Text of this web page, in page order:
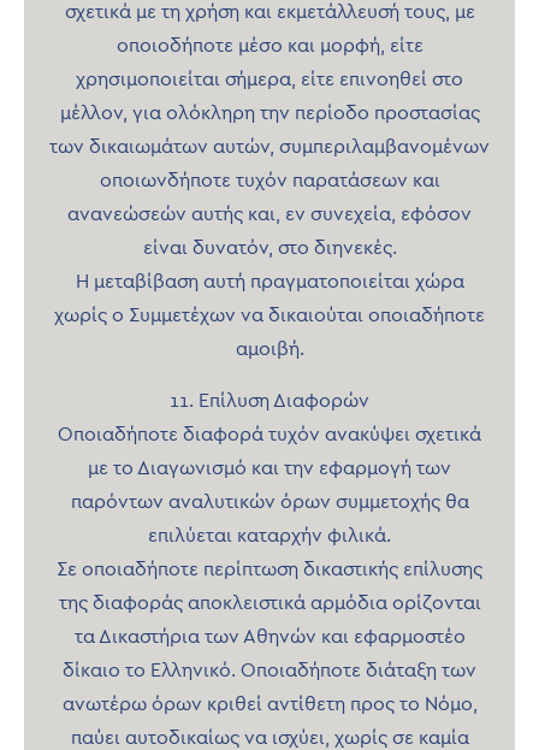
σχετικά με τη χρήση και εκμετάλλευσή τους, με
οποιοδήποτε μέσο και μορφή, είτε
χρησιμοποιείται σήμερα, είτε επινοηθεί στο
μέλλον, για ολόκληρη την περίοδο προστασίας
των δικαιωμάτων αυτών, συμπεριλαμβανομένων
οποιωνδήποτε τυχόν παρατάσεων και
ανανεώσεών αυτής και, εν συνεχεία, εφόσον
είναι δυνατόν, στο διηνεκές.
Η μεταβίβαση αυτή πραγματοποιείται χώρα
χωρίς ο Συμμετέχων να δικαιούται οποιαδήποτε
αμοιβή.
11. Επίλυση Διαφορών
Οποιαδήποτε διαφορά τυχόν ανακύψει σχετικά
με το Διαγωνισμό και την εφαρμογή των
παρόντων αναλυτικών όρων συμμετοχής θα
επιλύεται καταρχήν φιλικά.
Σε οποιαδήποτε περίπτωση δικαστικής επίλυσης
της διαφοράς αποκλειστικά αρμόδια ορίζονται
τα Δικαστήρια των Αθηνών και εφαρμοστέο
δίκαιο το Ελληνικό. Οποιαδήποτε διάταξη των
ανωτέρω όρων κριθεί αντίθετη προς το Νόμο,
παύει αυτοδικαίως να ισχύει, χωρίς σε καμία